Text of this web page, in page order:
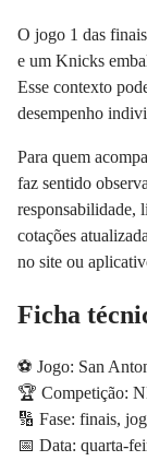
O jogo 1 das
e um Knicks
Esse contexto
desempenho
Para quem
faz sentido
responsabilidade,
cotações
no site ou
Ficha
⚽ Jogo: San
🏆 Competição:
🔢 Fase: finais,
📅 Data: quarta-